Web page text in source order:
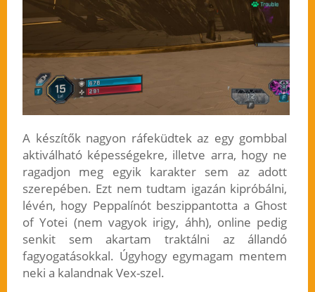
A készítők nagyon ráfeküdtek az egy gombbal
aktiválható képességekre, illetve arra, hogy ne
ragadjon meg egyik karakter sem az adott
szerepében. Ezt nem tudtam igazán kipróbálni,
lévén, hogy Peppalínót beszippantotta a Ghost
of Yotei (nem vagyok irigy, áhh), online pedig
senkit sem akartam traktálni az állandó
fagyogatásokkal. Úgyhogy egymagam mentem
neki a kalandnak Vex-szel.